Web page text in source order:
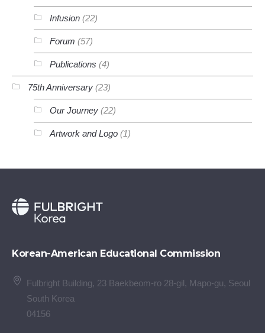
Infusion (22)
Forum (57)
Publications (4)
75th Anniversary (23)
Our Journey (22)
Artwork and Logo (1)
Korean-American Educational Commission
Fulbright Building, 23 Baekbeom-ro 28-gil, Mapo-gu, Seoul
South Korea
04156